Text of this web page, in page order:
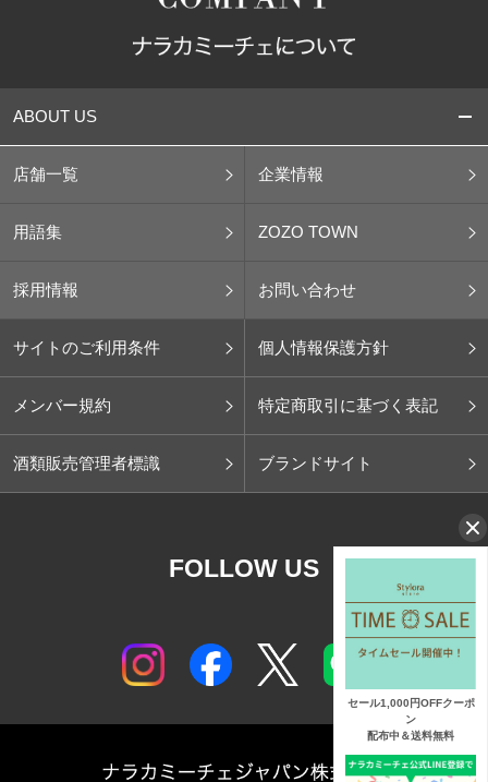
ABOUT US
店舗一覧 企業情報
用語集 ZOZO TOWN
採用情報 お問い合わせ
サイトのご利用条件 個人情報保護方針
メンバー規約 特定商取引に基づく表記
酒類販売管理者標識 ブランドサイト
FOLLOW US
セール1,000円OFFクーポ
ン
配布中＆送料無料